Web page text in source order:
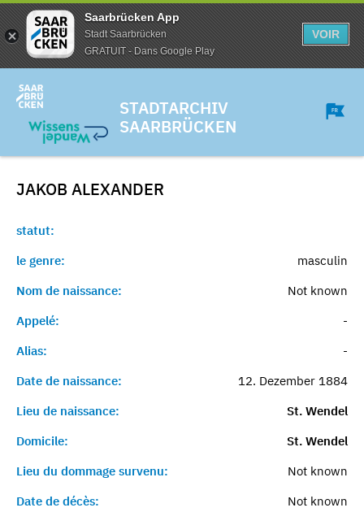
Saarbrücken App
Stadt Saarbrücken
GRATUIT - Dans Google Play
VOIR
STADTARCHIV
SAARBRÜCKEN
JAKOB ALEXANDER
statut:
le genre:
masculin
Nom de naissance:
Not known
Appelé:
-
Alias:
-
Date de naissance:
12. Dezember 1884
Lieu de naissance:
St. Wendel
Domicile:
St. Wendel
Lieu du dommage survenu:
Not known
Date de décès:
Not known